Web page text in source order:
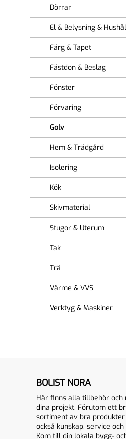
Dörrar
El & Belysning &
Färg & Tapet
Fästdon & Beslag
Fönster
Förvaring
Golv
Hem & Trädgård
Isolering
Kök
Skivmaterial
Stugor & Uterum
Tak
Trä
Värme & VVS
Verktyg & Maskiner
BOLIST NORA
Här finns alla tillbehör
dina projekt. Förutom ett
sortiment av bra
också kunskap, service
Kom till din lokala bygg-